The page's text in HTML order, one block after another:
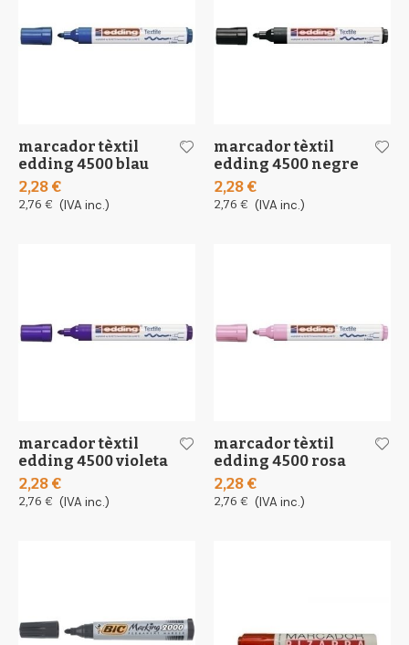
marcador tèxtil
edding 4500 blau
2,28 €
2,76 € (IVA inc.)
marcador tèxtil
edding 4500 negre
2,28 €
2,76 € (IVA inc.)
marcador tèxtil
edding 4500 violeta
2,28 €
2,76 € (IVA inc.)
marcador tèxtil
edding 4500 rosa
2,28 €
2,76 € (IVA inc.)